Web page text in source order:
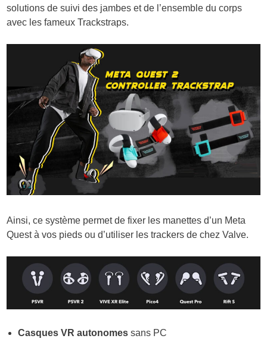
solutions de suivi des jambes et de l’ensemble du corps
avec les fameux Trackstraps.
Ainsi, ce système permet de fixer les manettes d’un Meta
Quest à vos pieds ou d’utiliser les trackers de chez Valve.
Casques VR autonomes sans PC